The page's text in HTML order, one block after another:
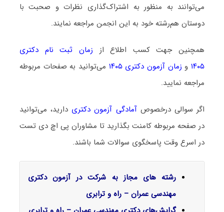
می‌توانند به منظور به اشتراک‌گذاری نظرات و صحبت با
دوستان هم‌رشته خود به این انجمن مراجعه نمایند.
همچنین جهت کسب اطلاع از زمان ثبت نام دکتری
۱۴۰۵ و زمان آزمون دکتری ۱۴۰۵
می‌توانید به صفحات مربوطه
مراجعه نمایید.
اگر سوالی درخصوصآمادگی آزمون دکتری دارید، می‌توانید
در صفحه مربوطه کامنت بگذارید تا مشاوران پی اچ دی تست
در اسرع وقت پاسخگوی سوالات شما باشند.
رشته های مجاز به شرکت در آزمون دکتری
مهندسی عمران – راه و ترابری